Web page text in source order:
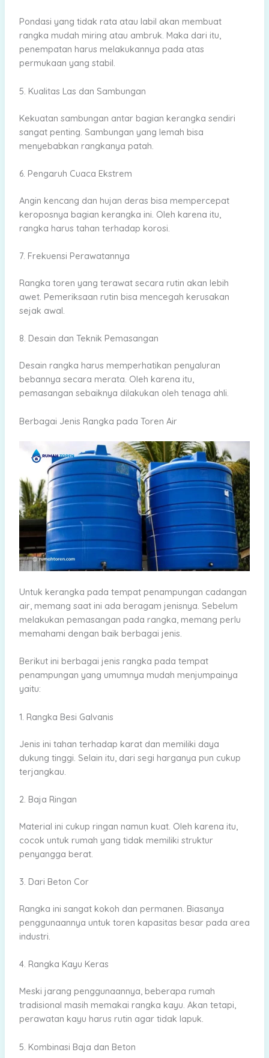
Pondasi yang tidak rata atau labil akan membuat
rangka mudah miring atau ambruk. Maka dari itu,
penempatan harus melakukannya pada atas
permukaan yang stabil.
5. Kualitas Las dan Sambungan
Kekuatan sambungan antar bagian kerangka sendiri
sangat penting. Sambungan yang lemah bisa
menyebabkan rangkanya patah.
6. Pengaruh Cuaca Ekstrem
Angin kencang dan hujan deras bisa mempercepat
keroposnya bagian kerangka ini. Oleh karena itu,
rangka harus tahan terhadap korosi.
7. Frekuensi Perawatannya
Rangka toren yang terawat secara rutin akan lebih
awet. Pemeriksaan rutin bisa mencegah kerusakan
sejak awal.
8. Desain dan Teknik Pemasangan
Desain rangka harus memperhatikan penyaluran
bebannya secara merata. Oleh karena itu,
pemasangan sebaiknya dilakukan oleh tenaga ahli.
Berbagai Jenis Rangka pada Toren Air
Untuk kerangka pada tempat penampungan cadangan
air, memang saat ini ada beragam jenisnya. Sebelum
melakukan pemasangan pada rangka, memang perlu
memahami dengan baik berbagai jenis.
Berikut ini berbagai jenis rangka pada tempat
penampungan yang umumnya mudah menjumpainya
yaitu:
1. Rangka Besi Galvanis
Jenis ini tahan terhadap karat dan memiliki daya
dukung tinggi. Selain itu, dari segi harganya pun cukup
terjangkau.
2. Baja Ringan
Material ini cukup ringan namun kuat. Oleh karena itu,
cocok untuk rumah yang tidak memiliki struktur
penyangga berat.
3. Dari Beton Cor
Rangka ini sangat kokoh dan permanen. Biasanya
penggunaannya untuk toren kapasitas besar pada area
industri.
4. Rangka Kayu Keras
Meski jarang penggunaannya, beberapa rumah
tradisional masih memakai rangka kayu. Akan tetapi,
perawatan kayu harus rutin agar tidak lapuk.
5. Kombinasi Baja dan Beton